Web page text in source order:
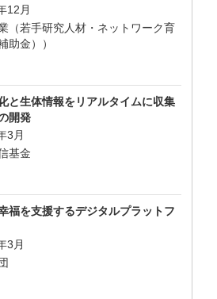
12月
（若手研究人材・ネットワーク育
助金））
と生体情報をリアルタイムに収集
開発
3月
基金
福を支援するデジタルプラットフ
3月